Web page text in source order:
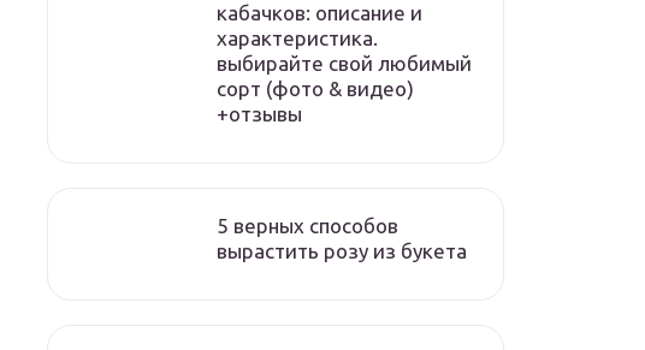
кабачков: описание и
характеристика.
выбирайте свой любимый
сорт (фото & видео)
+отзывы
5 верных способов
вырастить розу из букета